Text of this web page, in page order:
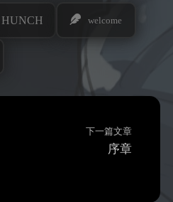
HUNCH welcome
下一篇文章
序章